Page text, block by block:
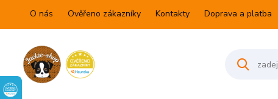
O nás Ověřeno zákazníky Kontakty Doprava a platba